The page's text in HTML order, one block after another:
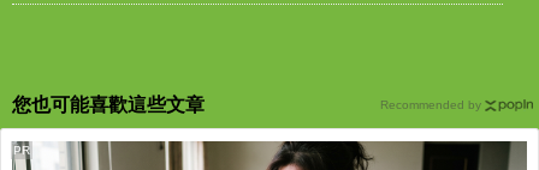
您也可能喜歡這些文章
PR
Recommended by